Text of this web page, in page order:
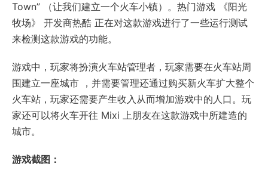
Town” （让我们建立一个火车小镇）。热门游戏 《阳光
牧场》 开发商热酷 正在对这款游戏进行了一些运行测试
来检测这款游戏的功能。
游戏中，玩家将扮演火车站管理者，玩家需要在火车站周
围建立一座城市 ，并需要管理还通过购买新火车扩大整个
火车站，玩家还需要产生收入从而增加游戏中的人口。玩
家还可以将火车开往 Mixi 上朋友在这款游戏中所建造的
城市。
游戏截图：